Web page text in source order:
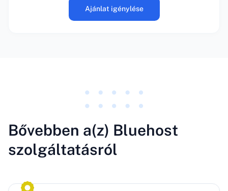
Ajánlat igénylése
Bővebben a(z) Bluehost
szolgáltatásról